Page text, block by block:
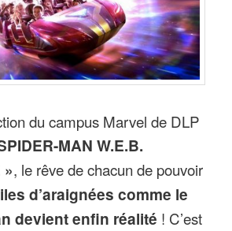
du campus Marvel de DLP
MAN W.E.B.
, le rêve de chacun de pouvoir
d’araignées comme le
devient enfin réalité ! C’est